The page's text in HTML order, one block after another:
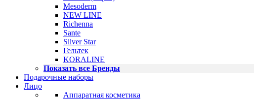
Mesoderm
NEW LINE
Richenna
Sante
Silver Star
Гельтек
KORALINE
Показать все Бренды
Подарочные наборы
Лицо
Аппаратная косметика